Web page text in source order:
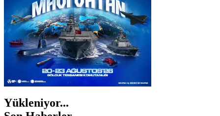
Yükleniyor...